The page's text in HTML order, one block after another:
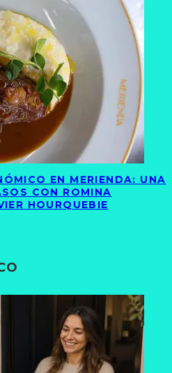
EN MERIENDA: UNA
CON ROMINA
HOURQUEBIE